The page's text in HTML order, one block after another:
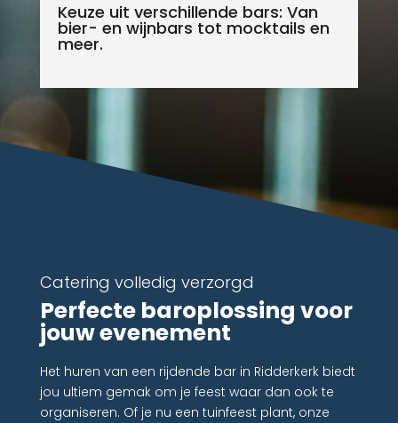
Keuze uit verschillende bars: Van
bier- en wijnbars tot mocktails en
meer.
Catering volledig verzorgd
Perfecte baroplossing voor
jouw evenement
Het huren van een rijdende bar in Ridderkerk biedt
jou ultiem gemak om je feest waar dan ook te
organiseren. Of je nu een tuinfeest plant, onze